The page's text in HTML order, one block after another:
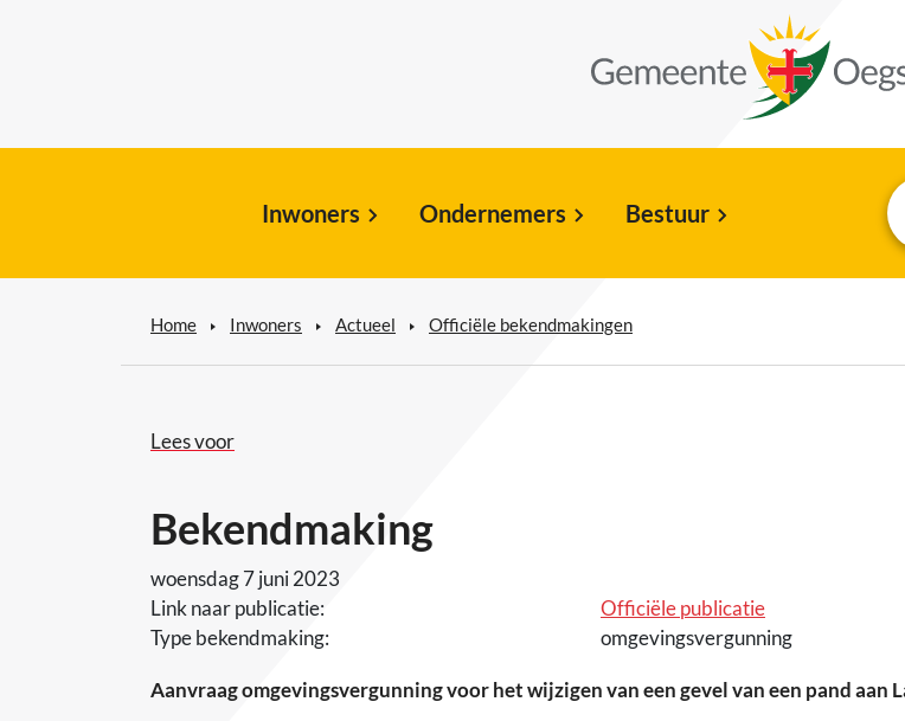
Inwoners Ondernemers Bestuur
Home Inwoners Actueel Officiële bekendmakingen
Lees voor
Bekendmaking
woensdag 7 juni 2023
Link naar publicatie:
Officiële publicatie
Type bekendmaking:
omgevingsvergunning
Aanvraag omgevingsvergunning voor het wijzigen van een gevel van een pand aan